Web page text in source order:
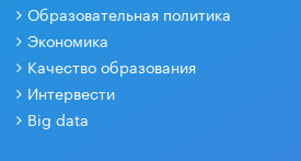
Образовательная политика
Экономика
Качество образования
Интервести
Big data